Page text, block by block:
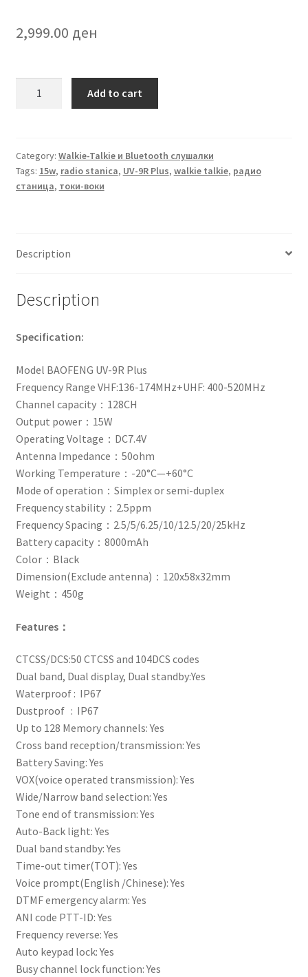
2,999.00 ден
Baofeng
UV-
9R
Add to cart
Category: Walkie-Talkie и Bluetooth слушалки
Tags: 15w, radio stanica, UV-9R Plus, walkie talkie, радио
станица, токи-воки
Description
Description
Specification:
Model BAOFENG UV-9R Plus
Frequency Range VHF:136-174MHz+UHF: 400-520MHz
Channel capacity：128CH
Output power：15W
Operating Voltage：DC7.4V
Antenna Impedance：50ohm
Working Temperature：-20°C—+60°C
Mode of operation：Simplex or semi-duplex
Frequency stability：2.5ppm
Frequency Spacing：2.5/5/6.25/10/12.5/20/25kHz
Battery capacity：8000mAh
Color：Black
Dimension(Exclude antenna)：120x58x32mm
Weight：450g
Features：
CTCSS/DCS:50 CTCSS and 104DCS codes
Dual band, Dual display, Dual standby:Yes
Waterproof : IP67
Dustproof : IP67
Up to 128 Memory channels: Yes
Cross band reception/transmission: Yes
Battery Saving: Yes
VOX(voice operated transmission): Yes
Wide/Narrow band selection: Yes
Tone end of transmission: Yes
Auto-Back light: Yes
Dual band standby: Yes
Time-out timer(TOT): Yes
Voice prompt(English /Chinese): Yes
DTMF emergency alarm: Yes
ANI code PTT-ID: Yes
Frequency reverse: Yes
Auto keypad lock: Yes
Busy channel lock function: Yes